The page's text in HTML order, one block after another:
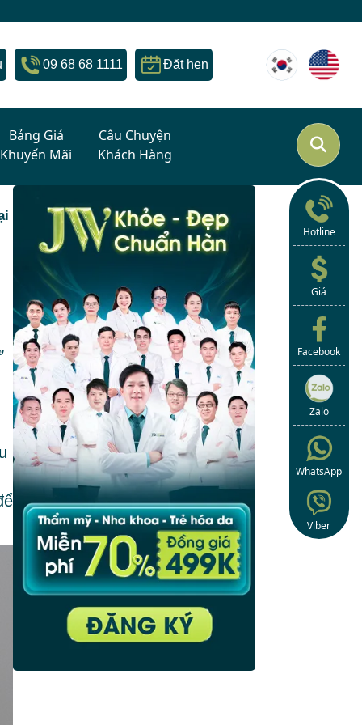
09 68 68 1111 Đặt hẹn
Bảng Giá
Khuyến Mãi
Câu Chuyện
Khách Hàng
Hotline
Giá
Facebook
Zalo
WhatsApp
Viber